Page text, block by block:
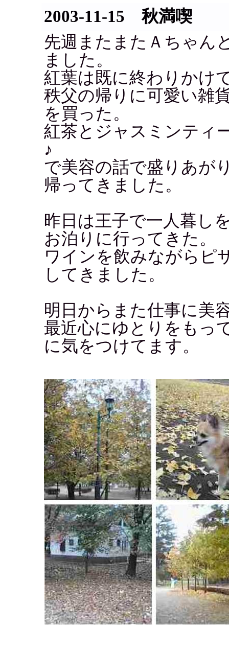
2003-11-15 秋満喫
先週またまたＡちゃん
ました。
紅葉は既に終わりかけ
秩父の帰りに可愛い雑
を買った。
紅茶とジャスミンティ
♪
で美容の話で盛りあが
帰ってきました。
昨日は王子で一人暮し
お泊りに行ってきた。
ワインを飲みながらピ
してきました。
明日からまた仕事に美
最近心にゆとりをもっ
に気をつけてます。